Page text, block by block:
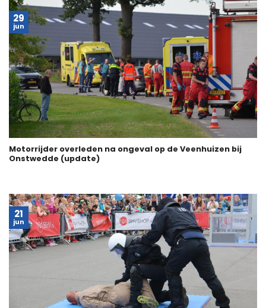
Motorrijder overleden na ongeval op de Veenhuizen bij
Onstwedde (update)
29
jun
21
jun